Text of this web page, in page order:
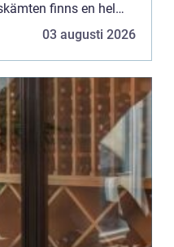
finns en hel
03 augusti 2026